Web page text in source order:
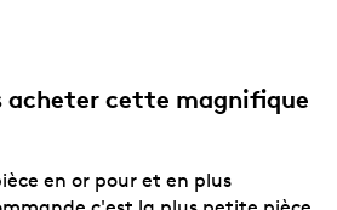
d'aubaines
acheter cette magnifique
en or pour et en plus